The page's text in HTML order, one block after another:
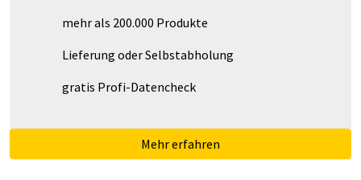
mehr als 200.000 Produkte
Lieferung oder Selbstabholung
gratis Profi-Datencheck
Mehr erfahren